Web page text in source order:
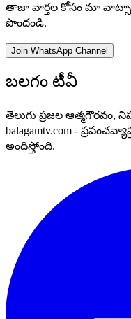
తాజా వార్తల కోసం మా
పొందండి.
Join WhatsApp Channel
బలగం టీవీ
తెలుగు ప్రజల ఆత్మగౌరవం,
balagamtv.com -
అందిస్తోంది.